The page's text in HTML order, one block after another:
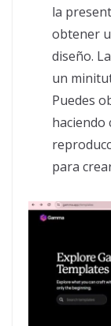
la
obtener
diseño.
un
Puedes
haciendo
para